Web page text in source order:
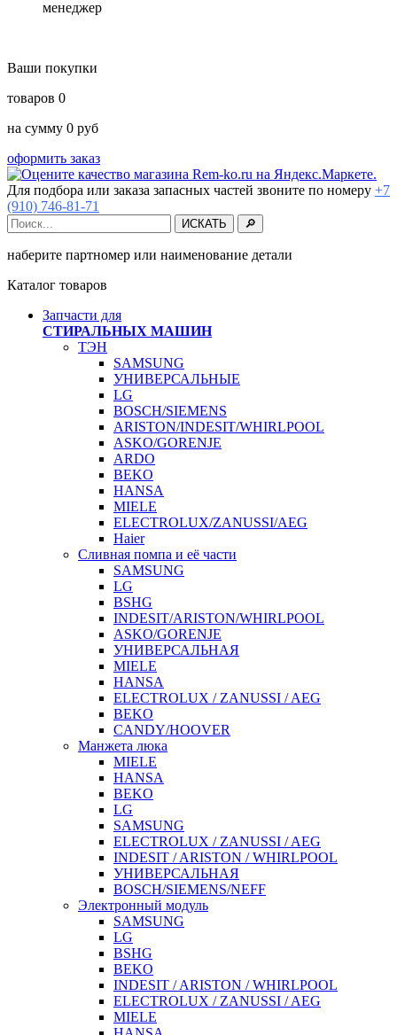
менеджер
Ваши покупки
товаров 0
на сумму 0 руб
оформить заказ
Для подбора или заказа запасных частей звоните по номеру +7
(910) 746-81-71
наберите партномер или наименование детали
Каталог товаров
Запчасти для
СТИРАЛЬНЫХ МАШИН
ТЭН
SAMSUNG
УНИВЕРСАЛЬНЫЕ
LG
BOSCH/SIEMENS
ARISTON/INDESIT/WHIRLPOOL
ASKO/GORENJE
ARDO
BEKO
HANSA
MIELE
ELECTROLUX/ZANUSSI/AEG
Haier
Сливная помпа и её части
SAMSUNG
LG
BSHG
INDESIT/ARISTON/WHIRLPOOL
ASKO/GORENJE
УНИВЕРСАЛЬНАЯ
MIELE
HANSA
ELECTROLUX / ZANUSSI / AEG
BEKO
CANDY/HOOVER
Манжета люка
MIELE
HANSA
BEKO
LG
SAMSUNG
ELECTROLUX / ZANUSSI / AEG
INDESIT / ARISTON / WHIRLPOOL
УНИВЕРСАЛЬНАЯ
BOSCH/SIEMENS/NEFF
Электронный модуль
SAMSUNG
LG
BSHG
BEKO
INDESIT / ARISTON / WHIRLPOOL
ELECTROLUX / ZANUSSI / AEG
MIELE